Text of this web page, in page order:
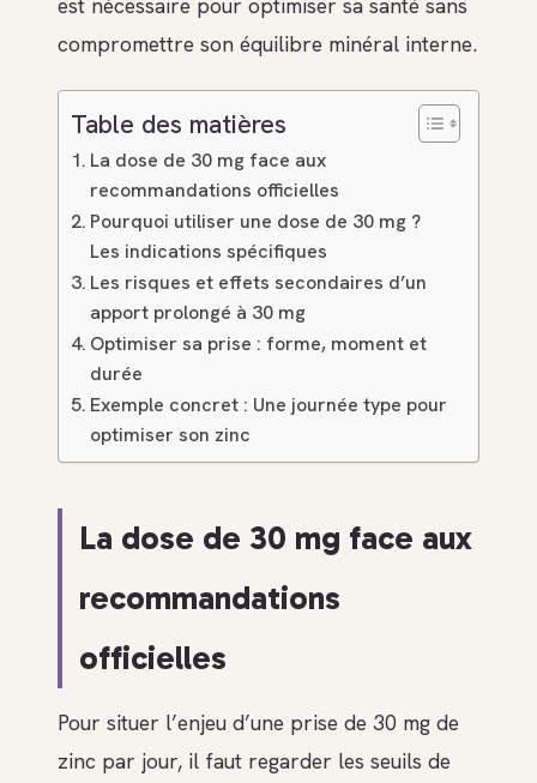
est nécessaire pour optimiser sa santé sans
compromettre son équilibre minéral interne.
Table des matières
La dose de 30 mg face aux
recommandations officielles
Pourquoi utiliser une dose de 30 mg ?
Les indications spécifiques
Les risques et effets secondaires d’un
apport prolongé à 30 mg
Optimiser sa prise : forme, moment et
durée
Exemple concret : Une journée type pour
optimiser son zinc
La dose de 30 mg face aux
recommandations
officielles
Pour situer l’enjeu d’une prise de 30 mg de
zinc par jour, il faut regarder les seuils de